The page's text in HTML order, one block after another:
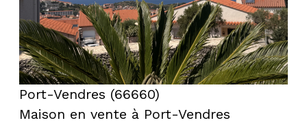
Port-Vendres (66660)
Maison en vente à Port-Vendres